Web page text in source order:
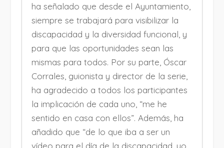
ha señalado que desde el Ayuntamiento,
siempre se trabajará para visibilizar la
discapacidad y la diversidad funcional, y
para que las oportunidades sean las
mismas para todos. Por su parte, Óscar
Corrales, guionista y director de la serie,
ha agradecido a todos los participantes
la implicación de cada uno, “me he
sentido en casa con ellos”. Además, ha
añadido que “de lo que iba a ser un
vídeo para el día de la discapacidad, yo